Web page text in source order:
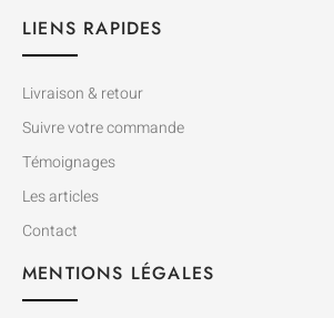
LIENS RAPIDES
Livraison & retour
Suivre votre commande
Témoignages
Les articles
Contact
MENTIONS LÉGALES